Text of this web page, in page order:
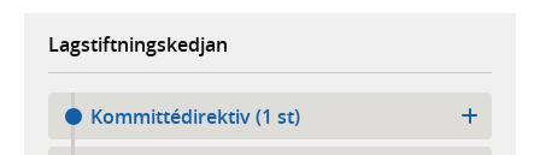
Lagstiftningskedjan
Kommittédirektiv (1 st)